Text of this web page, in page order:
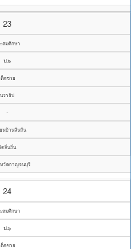
23
ถมศึกษา
ป.๖
ด็กชาย
นราธิป
-
ยนบ้านลิ่นถิ่น
ดลิ่นถิ่น
วัดกาญจนบุรี
24
ถมศึกษา
ป.๖
ด็กชาย